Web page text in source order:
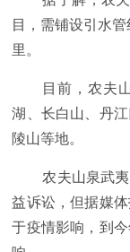
目，需铺设引水
里。
目前，农夫
湖、长白山、丹
陵山等地。
农夫山泉武
益诉讼，但据媒
于疫情影响，到